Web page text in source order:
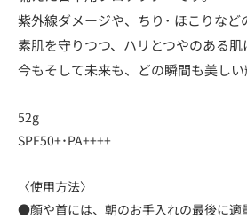
紫外線ダメージや、ちり･ ほこりなど
素肌を守りつつ、ハリとつやのある肌
今もそして未来も、どの瞬間も美しい
52g
SPF50+･PA++++
〈使用方法〉
●顔や首には、朝のお手入れの最後に適